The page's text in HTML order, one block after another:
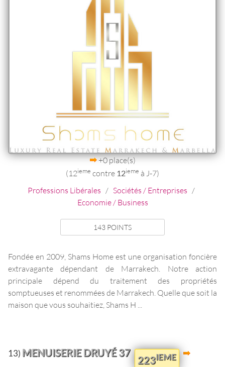
+0 place(s)
(12ieme contre 12ieme à J-7)
Professions Libérales / Sociétés / Entreprises /
Economie / Business
143 POINTS
Fondée en 2009, Shams Home est une organisation foncière
extravagante dépendant de Marrakech. Notre action
principale dépend du traitement des propriétés
somptueuses et renommées de Marrakech. Quelle que soit la
maison que vous souhaitiez, Shams H ...
13) MENUISERIE DRUYÉ 37
223IEME